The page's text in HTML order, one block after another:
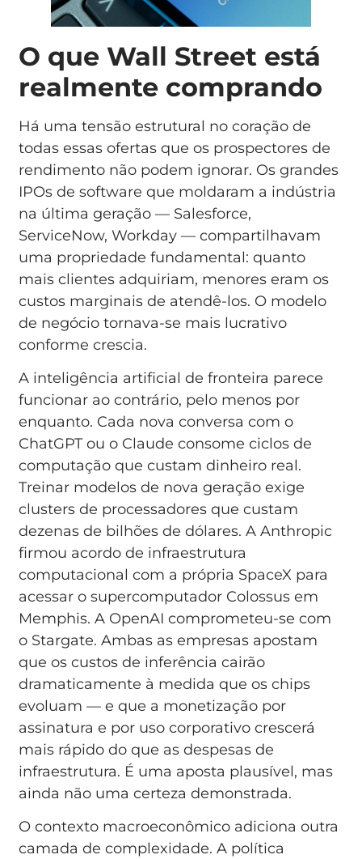
O que Wall Street está
realmente comprando
Há uma tensão estrutural no coração de
todas essas ofertas que os prospectores de
rendimento não podem ignorar. Os grandes
IPOs de software que moldaram a indústria
na última geração — Salesforce,
ServiceNow, Workday — compartilhavam
uma propriedade fundamental: quanto
mais clientes adquiriam, menores eram os
custos marginais de atendê-los. O modelo
de negócio tornava-se mais lucrativo
conforme crescia.
A inteligência artificial de fronteira parece
funcionar ao contrário, pelo menos por
enquanto. Cada nova conversa com o
ChatGPT ou o Claude consome ciclos de
computação que custam dinheiro real.
Treinar modelos de nova geração exige
clusters de processadores que custam
dezenas de bilhões de dólares. A Anthropic
firmou acordo de infraestrutura
computacional com a própria SpaceX para
acessar o supercomputador Colossus em
Memphis. A OpenAI comprometeu-se com
o Stargate. Ambas as empresas apostam
que os custos de inferência cairão
dramaticamente à medida que os chips
evoluam — e que a monetização por
assinatura e por uso corporativo crescerá
mais rápido do que as despesas de
infraestrutura. É uma aposta plausível, mas
ainda não uma certeza demonstrada.
O contexto macroeconômico adiciona outra
camada de complexidade. A política